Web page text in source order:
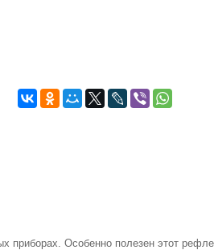
приборах. Особенно полезен этот